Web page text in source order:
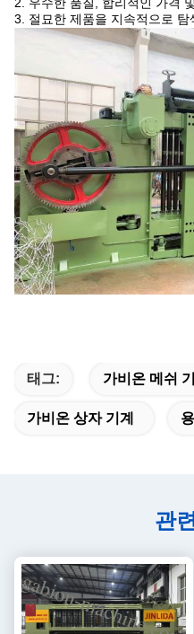
3. 절묘한 제품을 지속적으로 탐
태그: 가비온 메쉬 기
가비온 상자 기계
관